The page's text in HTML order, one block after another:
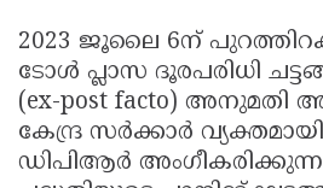
2023 ജൂലൈ 6ന്
ടോൾ പ്ലാസ ദൂരപരിധി
(ex-post facto) അനുമതി
കേന്ദ്ര സർക്കാർ വ്യക്തമായി
ഡിപിആർ